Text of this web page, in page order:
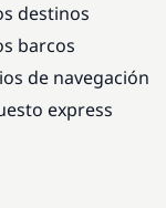
destinos
barcos
de navegación
express